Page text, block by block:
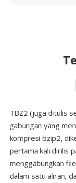
TBZ2 (juga ditulis
gabungan yang
kompresi bzip2,
pertama kali dirilis
menggabungkan
dalam satu aliran,